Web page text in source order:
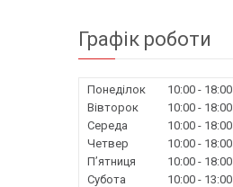
Графік роботи
Понеділок 10:00
18:00
Вівторок
10:00
18:00
Середа
10:00
18:00
Четвер
10:00
18:00
Пʼятниця
10:00
18:00
Субота
10:00
13:00